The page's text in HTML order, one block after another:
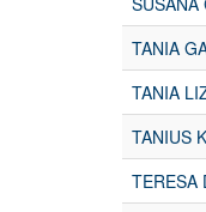
TANIA
TANIA
TANIUS
TERESA